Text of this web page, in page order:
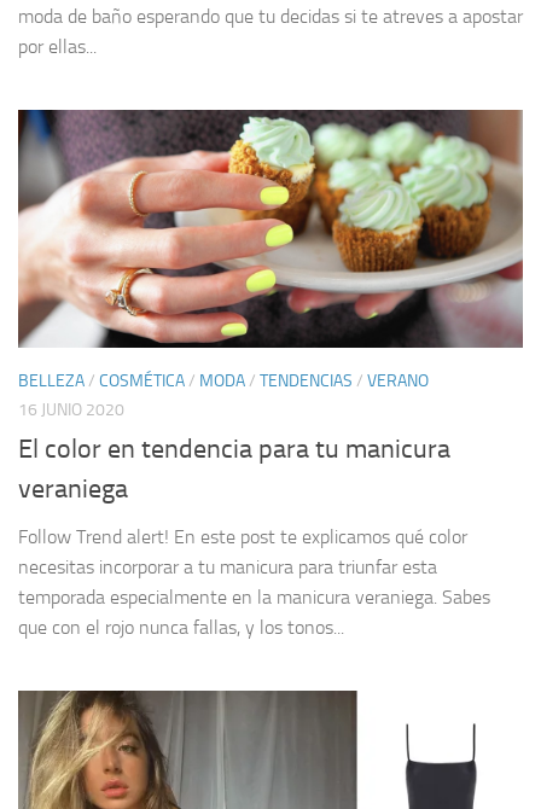
moda de baño esperando que tu decidas si te atreves a apostar
por ellas...
BELLEZA/ COSMÉTICA/ MODA/ TENDENCIAS / VERANO
16 JUNIO 2020
El color en tendencia para tu manicura
veraniega
Follow Trend alert! En este post te explicamos qué color
necesitas incorporar a tu manicura para triunfar esta
temporada especialmente en la manicura veraniega. Sabes
que con el rojo nunca fallas, y los tonos...